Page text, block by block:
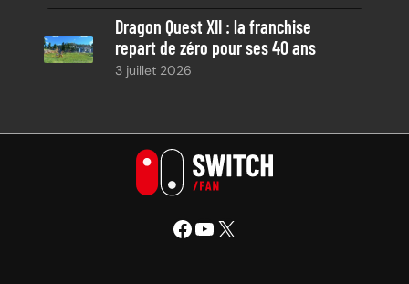
Dragon Quest XII : la franchise
repart de zéro pour ses 40 ans
3 juillet 2026
Facebook YouTube X